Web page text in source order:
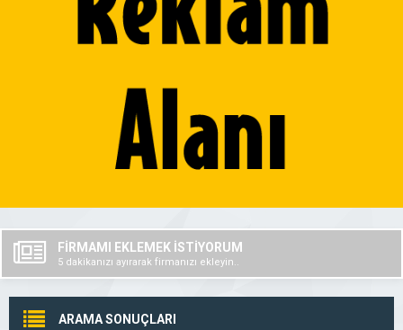
FİRMAMI EKLEMEK İSTİYORUM
5 dakikanızı ayırarak firmanızı ekleyin..
ARAMA SONUÇLARI